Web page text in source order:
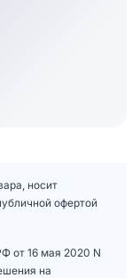
носит
офертой
от 16 мая 2020 N
на